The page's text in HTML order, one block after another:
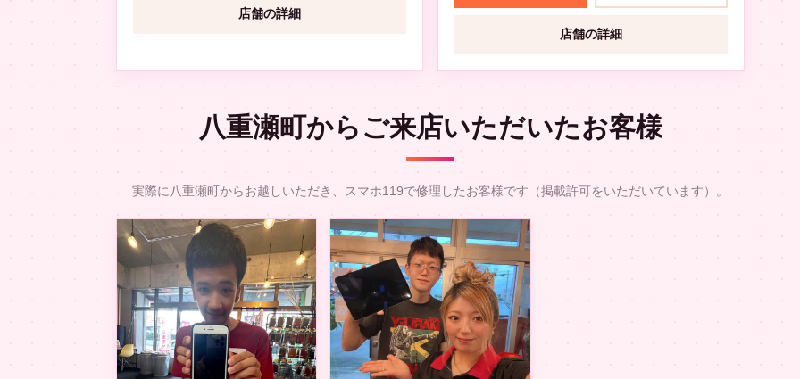
店舗の詳細
店舗の詳細
八重瀬町からご来店いただいたお客様
実際に八重瀬町からお越しいただき、スマホ119で修理したお客様です（掲載許可をいただいています）。